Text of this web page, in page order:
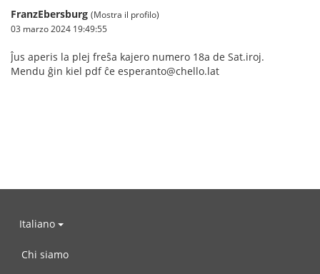
FranzEbersburg (Mostra il profilo)
03 marzo 2024 19:49:55
Ĵus aperis la plej freŝa kajero numero 18a de Sat.iroj.
Mendu ĝin kiel pdf ĉe esperanto@chello.lat
Italiano
Chi siamo